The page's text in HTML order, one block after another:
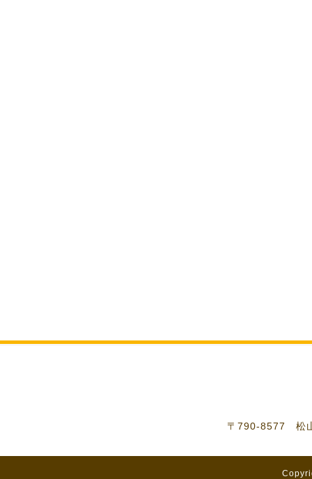
〒790-8577 松